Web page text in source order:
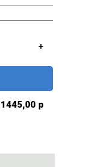
+
1445,00 р